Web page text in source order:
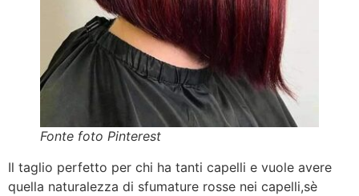
Fonte foto Pinterest
Il taglio perfetto per chi ha tanti capelli e vuole avere
quella naturalezza di sfumature rosse nei capelli,sè